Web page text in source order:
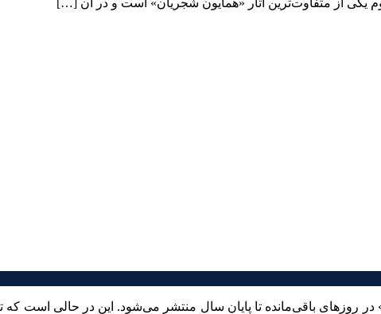
روزهای باقی‌مانده تا پایان سال منتشر می‌شود. این در حالی است